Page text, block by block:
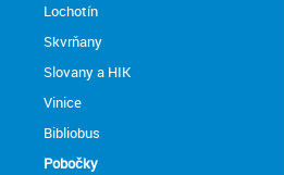
Lochotín
Skvrňany
Slovany a HIK
Vinice
Bibliobus
Pobočky